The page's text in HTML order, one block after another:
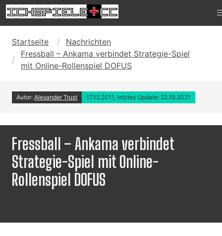
Startseite
Nachrichten
Fressball – Ankama verbindet Strategie-Spiel
mit Online-Rollenspiel DOFUS
Autor: Alexander Trust 17.12.2011, letztes Update: 22.10.2021
Fressball – Ankama verbindet
Strategie-Spiel mit Online-
Rollenspiel DOFUS